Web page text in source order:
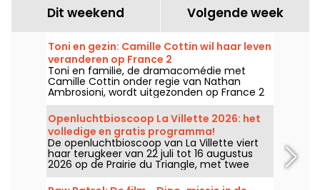
Dit weekend Volgende week
Toni en gezin: Camille Cottin wil haar leven
veranderen op France 2
Toni en familie, de dramacomédie met
Camille Cottin onder regie van Nathan
Ambrosioni, wordt uitgezonden op France 2
op 9 augustus 2026 om 21:10 uur.
Openluchtbioscoop La Villette 2026: het
volledige en gratis programma!
De openluchtbioscoop van La Villette viert
haar terugkeer van 22 juli tot 16 augustus
2026 op de Prairie du Triangle, met twee
gratis vertoningen per dag om 18:00 en 21:00
uur. Voor deze 35e editie staat het festival in